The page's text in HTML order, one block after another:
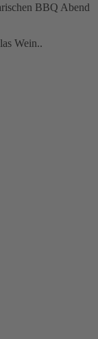
BBQ Abend
Wein..